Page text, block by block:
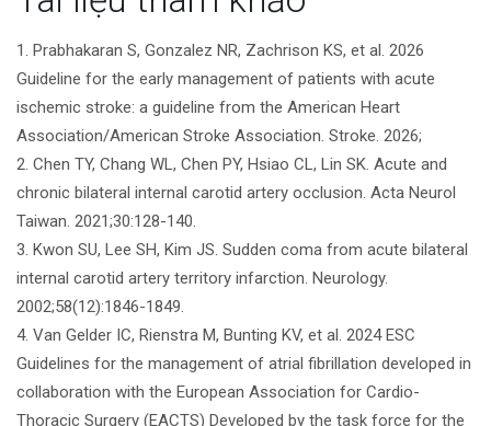
viết
1. Prabhakaran S, Gonzalez NR, Zachrison KS, et al. 2026
Guideline for the early management of patients with acute
ischemic stroke: a guideline from the American Heart
Association/American Stroke Association. Stroke. 2026;
2. Chen TY, Chang WL, Chen PY, Hsiao CL, Lin SK. Acute and
chronic bilateral internal carotid artery occlusion. Acta Neurol
Taiwan. 2021;30:128-140.
3. Kwon SU, Lee SH, Kim JS. Sudden coma from acute bilateral
internal carotid artery territory infarction. Neurology.
2002;58(12):1846-1849.
4. Van Gelder IC, Rienstra M, Bunting KV, et al. 2024 ESC
Guidelines for the management of atrial fibrillation developed in
collaboration with the European Association for Cardio-
Thoracic Surgery (EACTS) Developed by the task force for the